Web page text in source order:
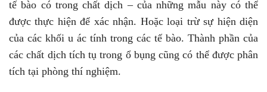
tế bào có trong chất dịch – của những mẫu này có thể
được thực hiện để xác nhận. Hoặc loại trừ sự hiện diện
của các khối u ác tính trong các tế bào. Thành phần của
các chất dịch tích tụ trong ổ bụng cũng có thể được phân
tích tại phòng thí nghiệm.